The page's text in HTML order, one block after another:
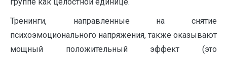
Тренинги, направленные на снятие
психоэмоционального напряжения, также оказывают
мощный положительный эффект (это